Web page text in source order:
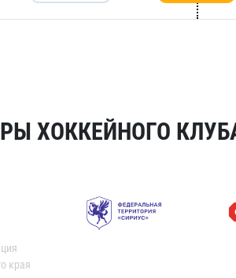
ХОККЕЙНОГО
края